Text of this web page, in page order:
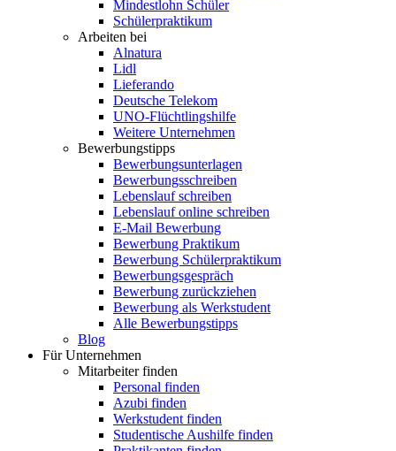
Mindestlohn Schüler
Schülerpraktikum
Arbeiten bei
Alnatura
Lidl
Lieferando
Deutsche Telekom
UNO-Flüchtlingshilfe
Weitere Unternehmen
Bewerbungstipps
Bewerbungsunterlagen
Bewerbungsschreiben
Lebenslauf schreiben
Lebenslauf online schreiben
E-Mail Bewerbung
Bewerbung Praktikum
Bewerbung Schülerpraktikum
Bewerbungsgespräch
Bewerbung zurückziehen
Bewerbung als Werkstudent
Alle Bewerbungstipps
Blog
Für Unternehmen
Mitarbeiter finden
Personal finden
Azubi finden
Werkstudent finden
Studentische Aushilfe finden